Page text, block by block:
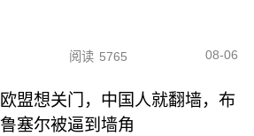
阅读 5765 08-06
欧盟想关门，中国人就翻墙，布
鲁塞尔被逼到墙角